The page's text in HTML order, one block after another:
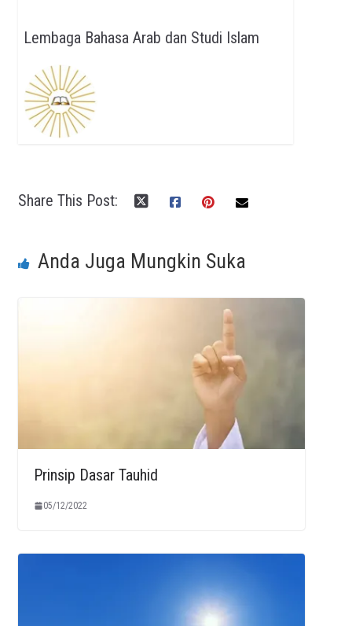
Lembaga Bahasa Arab dan Studi Islam
Share This Post:
Anda Juga Mungkin Suka
Prinsip Dasar Tauhid
05/12/2022